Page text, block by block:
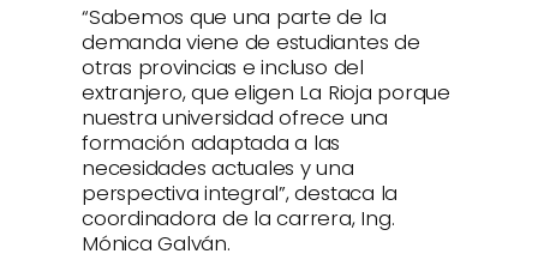
“Sabemos que una parte de la
demanda viene de estudiantes de
otras provincias e incluso del
extranjero, que eligen La Rioja porque
nuestra universidad ofrece una
formación adaptada a las
necesidades actuales y una
perspectiva integral”, destaca la
coordinadora de la carrera, Ing.
Mónica Galván.